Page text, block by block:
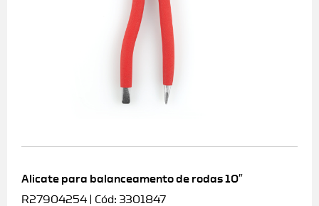
Alicate para balanceamento de rodas 10″
R27904254 | Cód: 3301847